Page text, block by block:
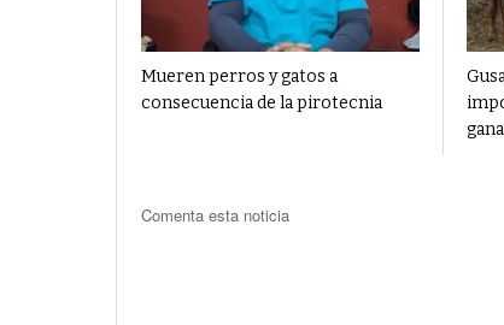
Mueren perros y gatos a
consecuencia de la pirotecnia
Comenta esta noticia